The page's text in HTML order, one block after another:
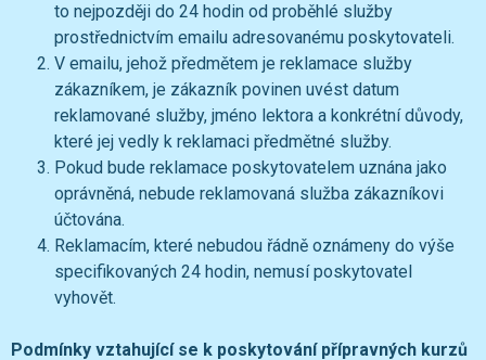
to nejpozději do 24 hodin od proběhlé služby
prostřednictvím emailu adresovanému poskytovateli.
V emailu, jehož předmětem je reklamace služby
zákazníkem, je zákazník povinen uvést datum
reklamované služby, jméno lektora a konkrétní důvody,
které jej vedly k reklamaci předmětné služby.
Pokud bude reklamace poskytovatelem uznána jako
oprávněná, nebude reklamovaná služba zákazníkovi
účtována.
Reklamacím, které nebudou řádně oznámeny do výše
specifikovaných 24 hodin, nemusí poskytovatel
vyhovět.
Podmínky vztahující se k poskytování přípravných kurzů